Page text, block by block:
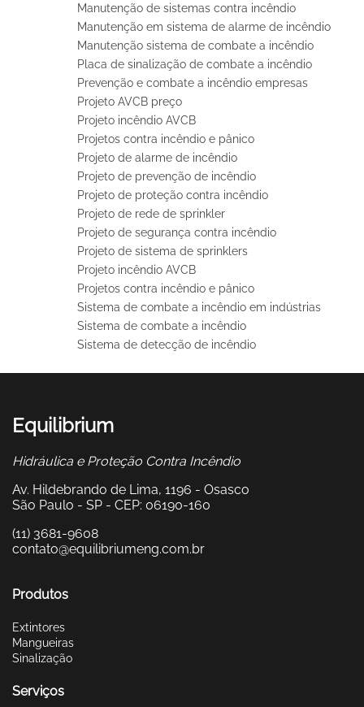
Manutenção de sistemas contra incêndio
Manutenção em sistema de alarme de incêndio
Manutenção sistema de combate a incêndio
Placa de sinalização de combate a incêndio
Prevenção e combate a incêndio empresas
Projeto AVCB preço
Projeto incêndio AVCB
Projetos contra incêndio e pânico
Projeto de alarme de incêndio
Projeto de prevenção de incêndio
Projeto de proteção contra incêndio
Projeto de rede de sprinkler
Projeto de segurança contra incêndio
Projeto de sistema de sprinklers
Projeto incêndio AVCB
Projetos contra incêndio e pânico
Sistema de combate a incêndio em indústrias
Sistema de combate a incêndio
Sistema de detecção de incêndio
Equilibrium
Hidráulica e Proteção Contra Incêndio
Av. Hildebrando de Lima, 1196 - Osasco
São Paulo - SP - CEP: 06190-160
(11) 3681-9608
contato@equilibriumeng.com.br
Produtos
Extintores
Mangueiras
Sinalização
Serviços